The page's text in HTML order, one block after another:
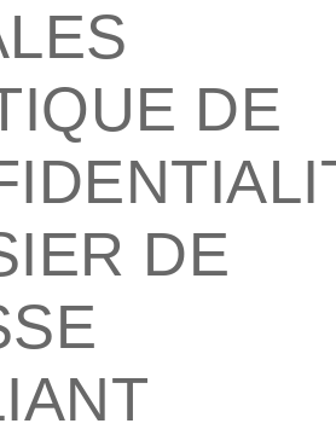
DE
DE